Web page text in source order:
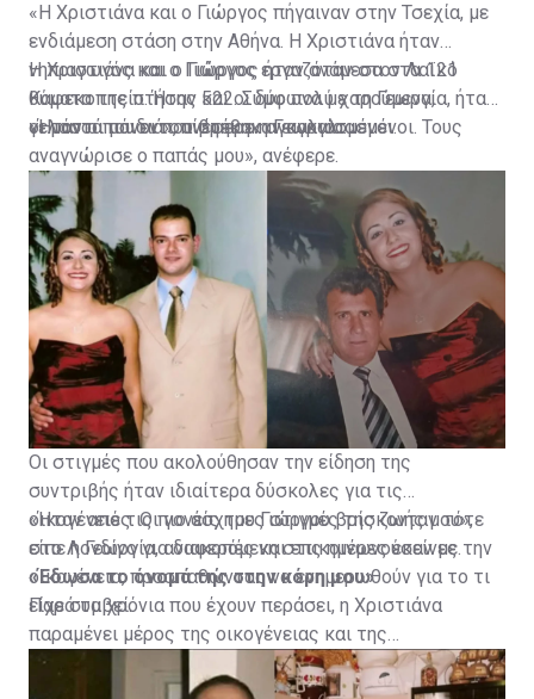
«Η Χριστιάνα και ο Γιώργος πήγαιναν στην Τσεχία, με
ενδιάμεση στάση στην Αθήνα. Η Χριστιάνα ήταν
νηπιαγωγός και ο Γιώργος εργαζόταν στον Λαϊκό
Καφεκοπτείο. Ήταν και οι δύο πολύ χαρούμενα,
γελαστά παιδιά», ανέφερε η Γεωργία.
Η Χριστιάνα και ο Γιώργος ήταν ανάμεσα στα 121
θύματα της πτήσης 522. Σύμφωνα με τη Γεωργία, ήταν
οι μόνοι που εντοπίστηκαν αγκαλιασμένοι.
«Ήταν οι μόνοι που βρέθηκαν αγκαλιασμένοι. Τους
αναγνώρισε ο παπάς μου», ανέφερε.
Οι στιγμές που ακολούθησαν την είδηση της
συντριβής ήταν ιδιαίτερα δύσκολες για τις
οικογένειες. Οι γονείς του Γιώργου βρίσκονταν τότε
στο Λονδίνο για διακοπές και επικοινωνούσαν με την
οικογένεια, προσπαθώντας να ενημερωθούν για το τι
είχε συμβεί.
«Ήταν από τις πιο άσχημες στιγμές της ζωής μου»,
είπε η Γεωργία, αναφερόμενη στις ημέρες εκείνες.
«Έδωσα το όνομά της στην κόρη μου»
Παρά τα χρόνια που έχουν περάσει, η Χριστιάνα
παραμένει μέρος της οικογένειας και της
καθημερινότητας της Γεωργίας.